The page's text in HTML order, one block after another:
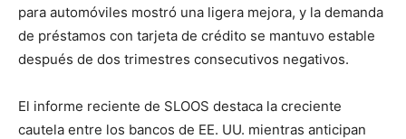
para automóviles mostró una ligera mejora, y la demanda
de préstamos con tarjeta de crédito se mantuvo estable
después de dos trimestres consecutivos negativos.
El informe reciente de SLOOS destaca la creciente
cautela entre los bancos de EE. UU. mientras anticipan